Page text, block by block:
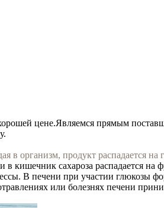
цене.Являемся прямым
организм, продукт распадается на
кишечник сахароза распадается на
В печени при участии глюкозы
или болезнях печени